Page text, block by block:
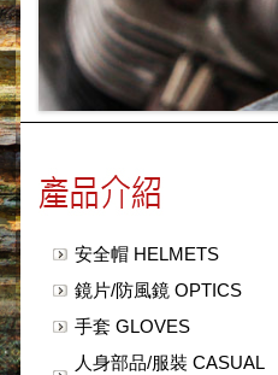
安全帽 HELMETS
鏡片/防風鏡 OPTICS
手套 GLOVES
人身部品/服裝 CASUAL